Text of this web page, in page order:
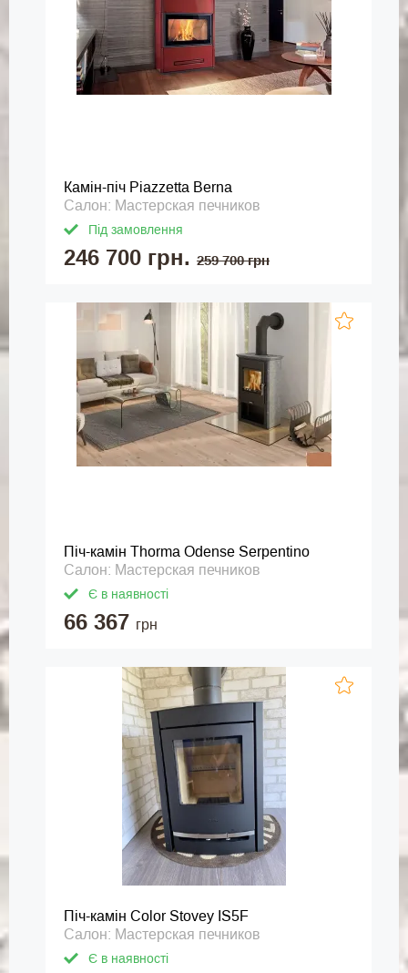
Камін-піч Piazzetta Berna
Салон: Мастерская печников
Під замовлення
246 700 грн. 259 700 грн
Піч-камін Thorma Odense Serpentino
Салон: Мастерская печников
Є в наявності
66 367 грн
Піч-камін Color Stovey IS5F
Салон: Мастерская печников
Є в наявності